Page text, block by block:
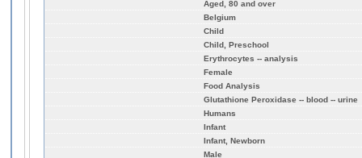
Aged, 80 and over
Belgium
Child
Child, Preschool
Erythrocytes -- analysis
Female
Food Analysis
Glutathione Peroxidase -- blood -- urine
Humans
Infant
Infant, Newborn
Male